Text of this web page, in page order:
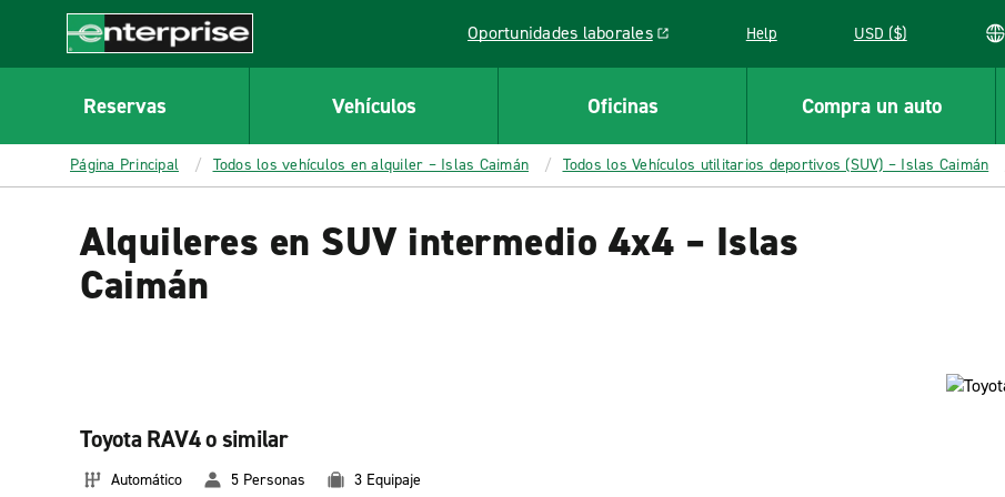
CONTENT
Enterprise
Oportunidades laborales
Link opens in a new window Help USD ($)
Reservas Vehículos Oficinas Compra un auto
Página Principal Todos los vehículos en alquiler – Islas Caimán Todos los Vehículos utilitarios deportivos (SUV) – Islas Caimán
Alquileres en SUV intermedio 4x4 – Islas
Caimán
Toyota RAV4 o similar
Automático 5 Personas 3 Equipaje